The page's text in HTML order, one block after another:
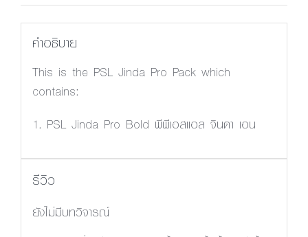
คำอธิบาย
This is the PSL Jinda Pro Pack which
contains:
1. PSL Jinda Pro Bold พีพีเอสแอล จินดา เอน
รีวิว
ยังไม่มีบทวิจารณ์